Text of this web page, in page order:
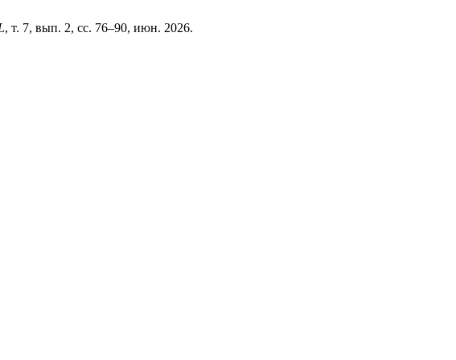
, т. 7, вып. 2, сс. 76–90, июн. 2026.